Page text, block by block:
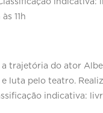
indicativa:
11h
trajetória do ator
luta pelo teatro.
indicativa: